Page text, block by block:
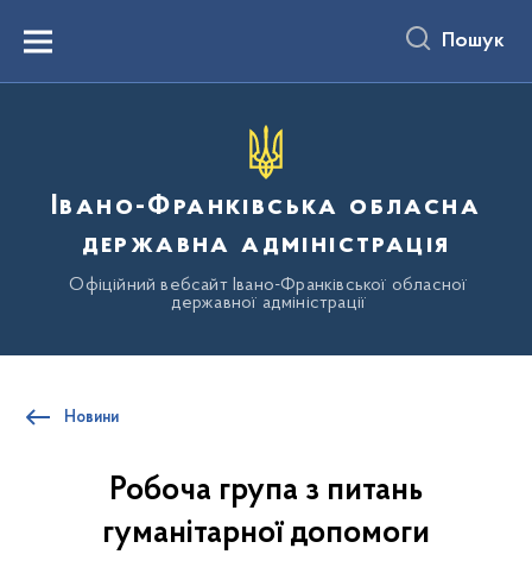
вмістуMenu Пошук
Івано-Франківська обласна
державна адміністрація
Офіційний вебсайт Івано-Франківської обласної
державної адміністрації
Новини
Робоча група з питань
гуманітарної допомоги